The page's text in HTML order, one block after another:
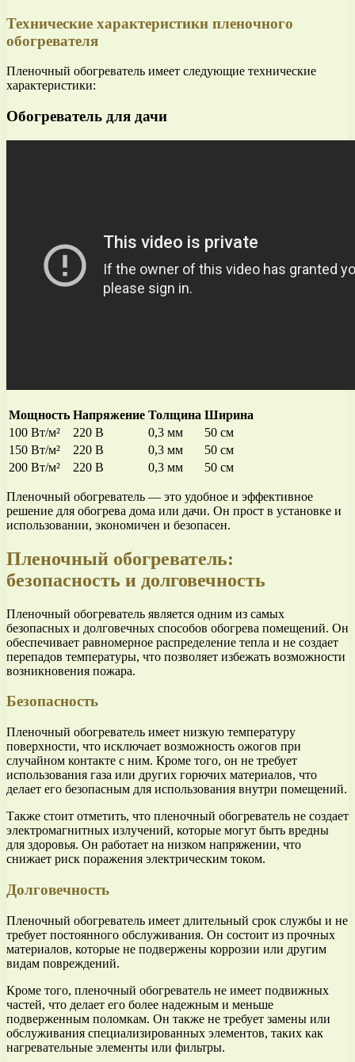
Технические характеристики пленочного
обогревателя
Пленочный обогреватель имеет следующие технические
характеристики:
Обогреватель для дачи
Мощность Напряжение Толщина Ширина
100 Вт/м²
220 В 0,3 мм
50 см
150 Вт/м²
220 В 0,3 мм
50 см
200 Вт/м²
220 В 0,3 мм 50 см
Пленочный обогреватель — это удобное и эффективное
решение для обогрева дома или дачи. Он прост в установке и
использовании, экономичен и безопасен.
Пленочный обогреватель:
безопасность и долговечность
Пленочный обогреватель является одним из самых
безопасных и долговечных способов обогрева помещений. Он
обеспечивает равномерное распределение тепла и не создает
перепадов температуры, что позволяет избежать возможности
возникновения пожара.
Безопасность
Пленочный обогреватель имеет низкую температуру
поверхности, что исключает возможность ожогов при
случайном контакте с ним. Кроме того, он не требует
использования газа или других горючих материалов, что
делает его безопасным для использования внутри помещений.
Также стоит отметить, что пленочный обогреватель не создает
электромагнитных излучений, которые могут быть вредны
для здоровья. Он работает на низком напряжении, что
снижает риск поражения электрическим током.
Долговечность
Пленочный обогреватель имеет длительный срок службы и не
требует постоянного обслуживания. Он состоит из прочных
материалов, которые не подвержены коррозии или другим
видам повреждений.
Кроме того, пленочный обогреватель не имеет подвижных
частей, что делает его более надежным и меньше
подверженным поломкам. Он также не требует замены или
обслуживания специализированных элементов, таких как
нагревательные элементы или фильтры.